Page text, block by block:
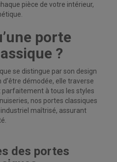
pièce de votre intérieur,
porte
?
se distingue par son design
démodée, elle traverse
parfaitement à tous les styles
nos portes classiques
maîtrisé, assurant
des portes